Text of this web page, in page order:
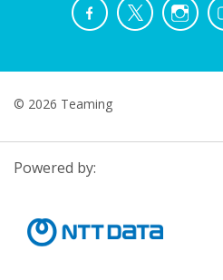
© 2026 Teaming
Powered by: